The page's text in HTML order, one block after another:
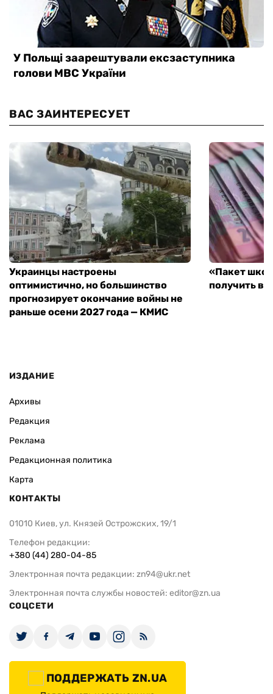
ВАС ЗАИНТЕРЕСУЕТ
Украинцы настроены
оптимистично, но большинство
прогнозирует окончание войны не
раньше осени 2027 года — КМИС
«Пакет
получить
ИЗДАНИЕ
Архивы
Редакция
Реклама
Редакционная политика
Карта
КОНТАКТЫ
01010 Киев, ул. Князей Острожских, 19/1
Телефон редакции:
+380 (44) 280-04-85
Электронная почта редакции: zn94@ukr.net
Электронная почта службы новостей: editor@zn.ua
СОЦСЕТИ
ПОДДЕРЖАТЬ ZN.UA